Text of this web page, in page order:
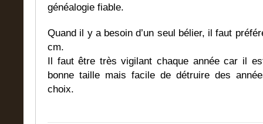
généalogie fiable.
Quand il y a besoin d’un seul bélier, il faut
cm.
Il faut être très vigilant chaque année car il
bonne taille mais facile de détruire des
choix.